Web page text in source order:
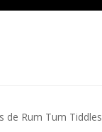
de Rum Tum Tiddles